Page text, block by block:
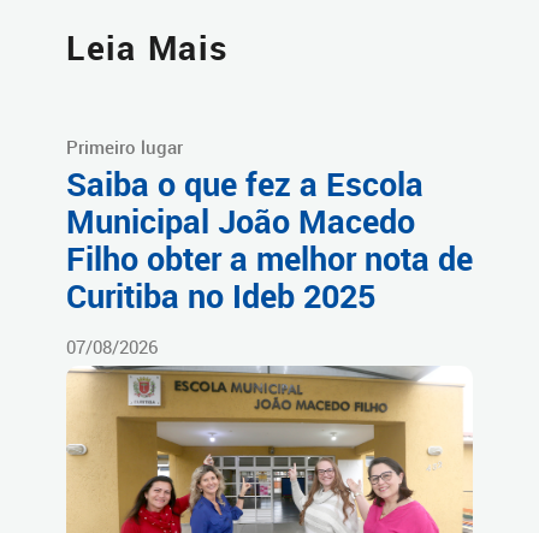
Leia Mais
Primeiro lugar
Saiba o que fez a Escola
Municipal João Macedo
Filho obter a melhor nota de
Curitiba no Ideb 2025
07/08/2026